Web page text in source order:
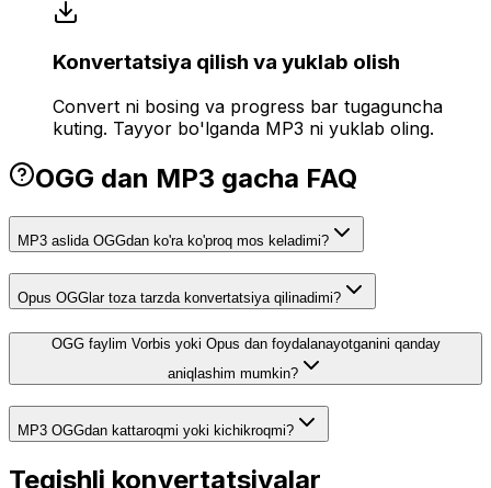
Konvertatsiya qilish va yuklab olish
Convert ni bosing va progress bar tugaguncha
kuting. Tayyor bo'lganda MP3 ni yuklab oling.
OGG dan MP3 gacha FAQ
MP3 aslida OGGdan ko'ra ko'proq mos keladimi?
Opus OGGlar toza tarzda konvertatsiya qilinadimi?
OGG faylim Vorbis yoki Opus dan foydalanayotganini qanday
aniqlashim mumkin?
MP3 OGGdan kattaroqmi yoki kichikroqmi?
Tegishli konvertatsiyalar